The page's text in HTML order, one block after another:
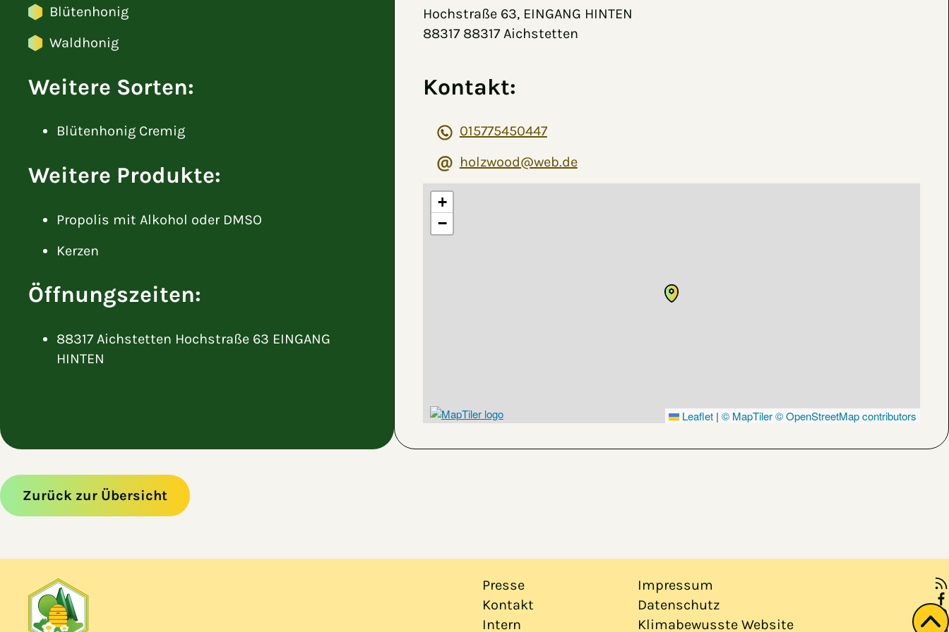
Blütenhonig
Waldhonig
Weitere Sorten:
Blütenhonig Cremig
Weitere Produkte:
Propolis mit Alkohol oder DMSO
Kerzen
Öffnungszeiten:
88317 Aichstetten Hochstraße 63 EINGANG
HINTEN
Hochstraße 63, EINGANG HINTEN
88317 88317 Aichstetten
Kontakt:
015775450447
holzwood@web.de
+
−
Leaflet | © MapTiler© OpenStreetMap contributors
Zurück zur Übersicht
Presse
Kontakt
Intern
Impressum
Datenschutz
Klimabewusste Website